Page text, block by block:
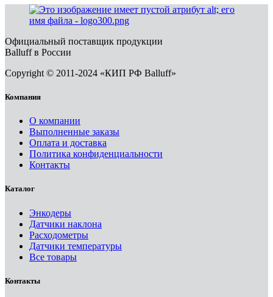
Официальный поставщик продукции
Balluff в России
Copyright © 2011-2024 «КИП РФ Balluff»
Компания
О компании
Выполненные заказы
Оплата и доставка
Политика конфиденциальности
Контакты
Каталог
Энкодеры
Датчики наклона
Расходометры
Датчики температуры
Все товары
Контакты